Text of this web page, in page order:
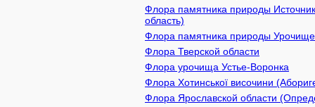
Флора памятника природы
область)
Флора памятника природы
Флора Тверской области
Флора урочища Устье-Воронка
Флора Хотинської височини
Флора Ярославской области